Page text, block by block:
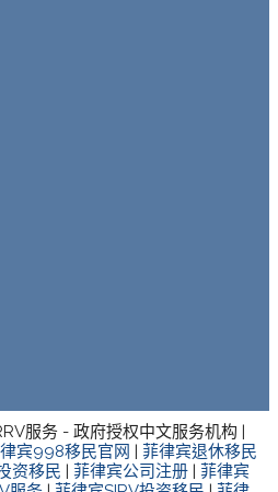
服务 - 政府授权中文服务机构 |
宾998移民官网
菲律宾退休移民
资移民 菲律宾公司注册
菲律宾